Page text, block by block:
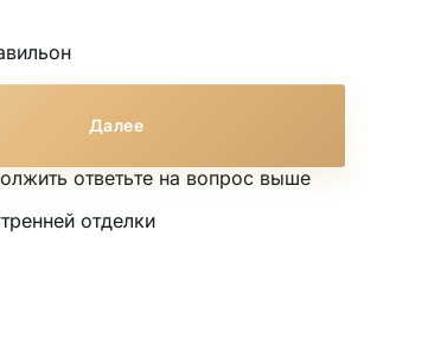
Далее
ответьте на вопрос выше
отделки